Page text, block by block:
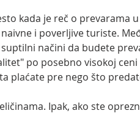
kada je reč o prevarama
i poverljive turiste.
načini da budete
po posebno visokoj
plaćate pre nego što
Ipak, ako ste